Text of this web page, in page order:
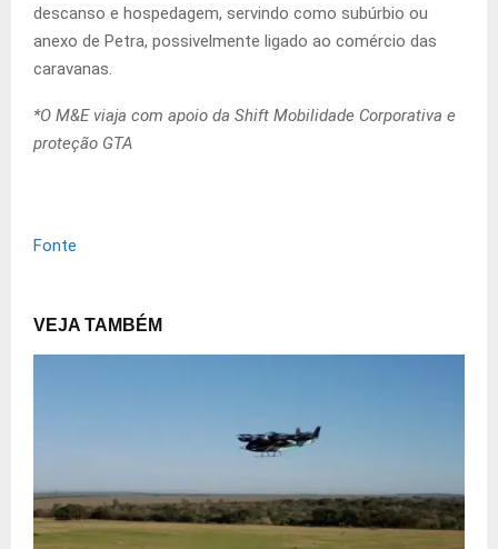
descanso e hospedagem, servindo como subúrbio ou
anexo de Petra, possivelmente ligado ao comércio das
caravanas.
*O M&E viaja com apoio da Shift Mobilidade Corporativa e
proteção GTA
Fonte
VEJA TAMBÉM